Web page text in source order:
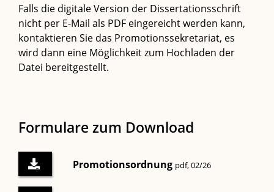
Falls die digitale Version der Dissertationsschrift
nicht per E-Mail als PDF eingereicht werden kann,
kontaktieren Sie das Promotionssekretariat, es
wird dann eine Möglichkeit zum Hochladen der
Datei bereitgestellt.
Formulare zum Download
Promotionsordnung pdf, 02/26